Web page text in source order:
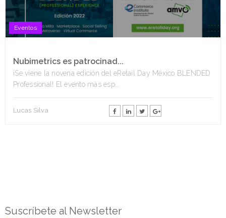
Eventos
Nubimetrics es patrocinad...
¡Se viene la novena edición del eRetail Day México BLENDED
Professional! El evento más esp...
Lucas Silva
Suscríbete al Newsletter